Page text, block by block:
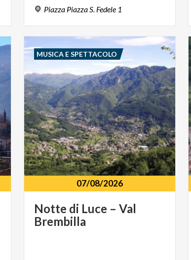
Piazza Piazza S. Fedele 1
07/08/2026
Notte di Luce – Val
Brembilla
MUSICA E SPETTACOLO